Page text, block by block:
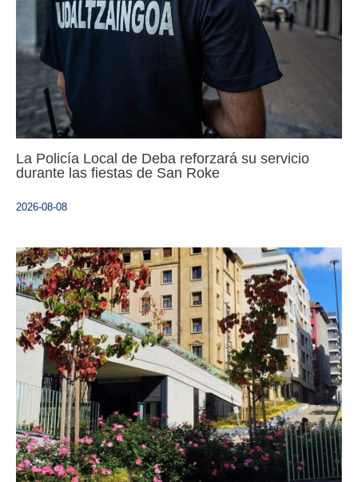
La Policía Local de Deba reforzará su servicio
durante las fiestas de San Roke
2026-08-08